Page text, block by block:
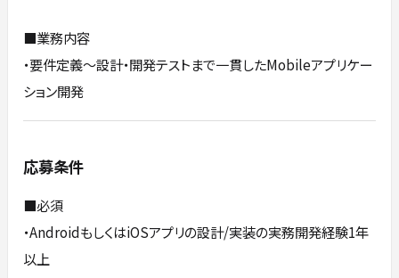
■業務内容
・要件定義～設計・開発テストまで一貫したMobileアプリケー
ション開発
応募条件
■必須
・AndroidもしくはiOSアプリの設計/実装の実務開発経験1年
以上